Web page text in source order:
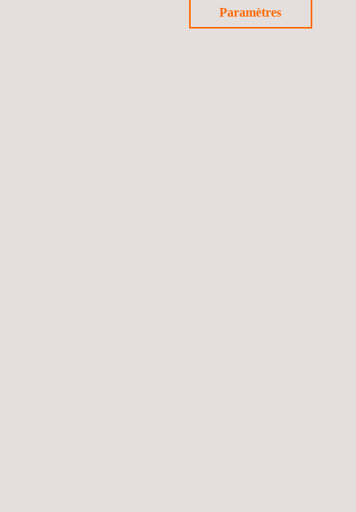
Paramètres